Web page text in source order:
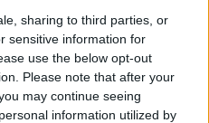
sharing to third parties, or
sensitive information for
use the below opt-out
Please note that after your
may continue seeing
information utilized by
számla, horrormosdó,
a legolvasottabb
ben